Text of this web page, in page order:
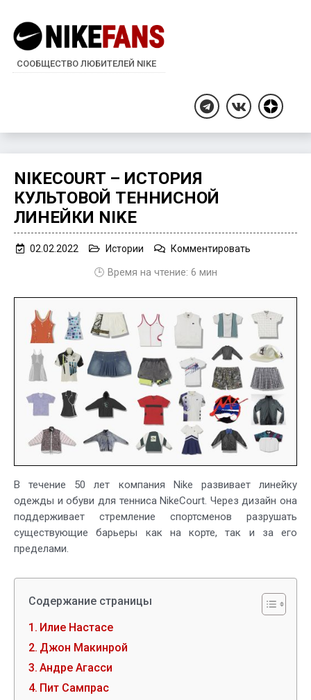
СООБЩЕСТВО ЛЮБИТЕЛЕЙ NIKE
TelegramВКонтакте
Дзен
NIKECOURT – ИСТОРИЯ
КУЛЬТОВОЙ ТЕННИСНОЙ
ЛИНЕЙКИ NIKE
02.02.2022 Истории Комментировать
теннисной
линейки
Nike
🕒 Время на чтение: 6 мин
В течение 50 лет компания Nike развивает линейку
одежды и обуви для тенниса NikeCourt. Через дизайн она
поддерживает стремление спортсменов разрушать
существующие барьеры как на корте, так и за его
пределами.
Содержание страницы
Илие Настасе
Джон Макинрой
Андре Агасси
Пит Сампрас